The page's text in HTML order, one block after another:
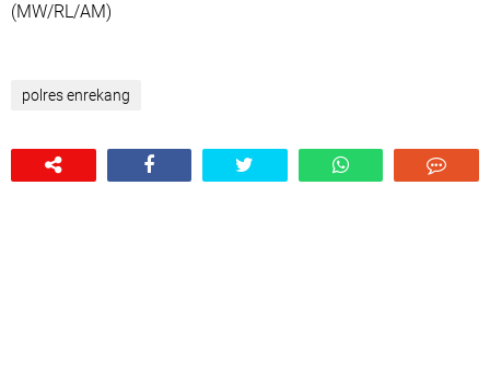
(MW/RL/AM)
polres enrekang